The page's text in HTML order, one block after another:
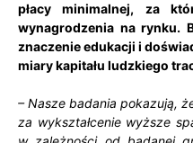
płacy minimalnej, za
wynagrodzenia na rynku.
znaczenie edukacji i
miary kapitału ludzkiego
– Nasze badania pokazują,
za wykształcenie wyższe